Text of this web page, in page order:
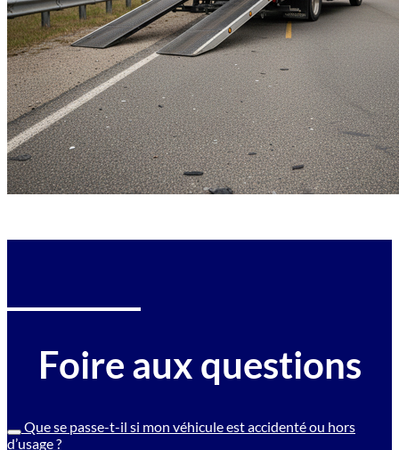
Foire aux questions
Que se passe-t-il si mon véhicule est accidenté ou hors
d’usage ?